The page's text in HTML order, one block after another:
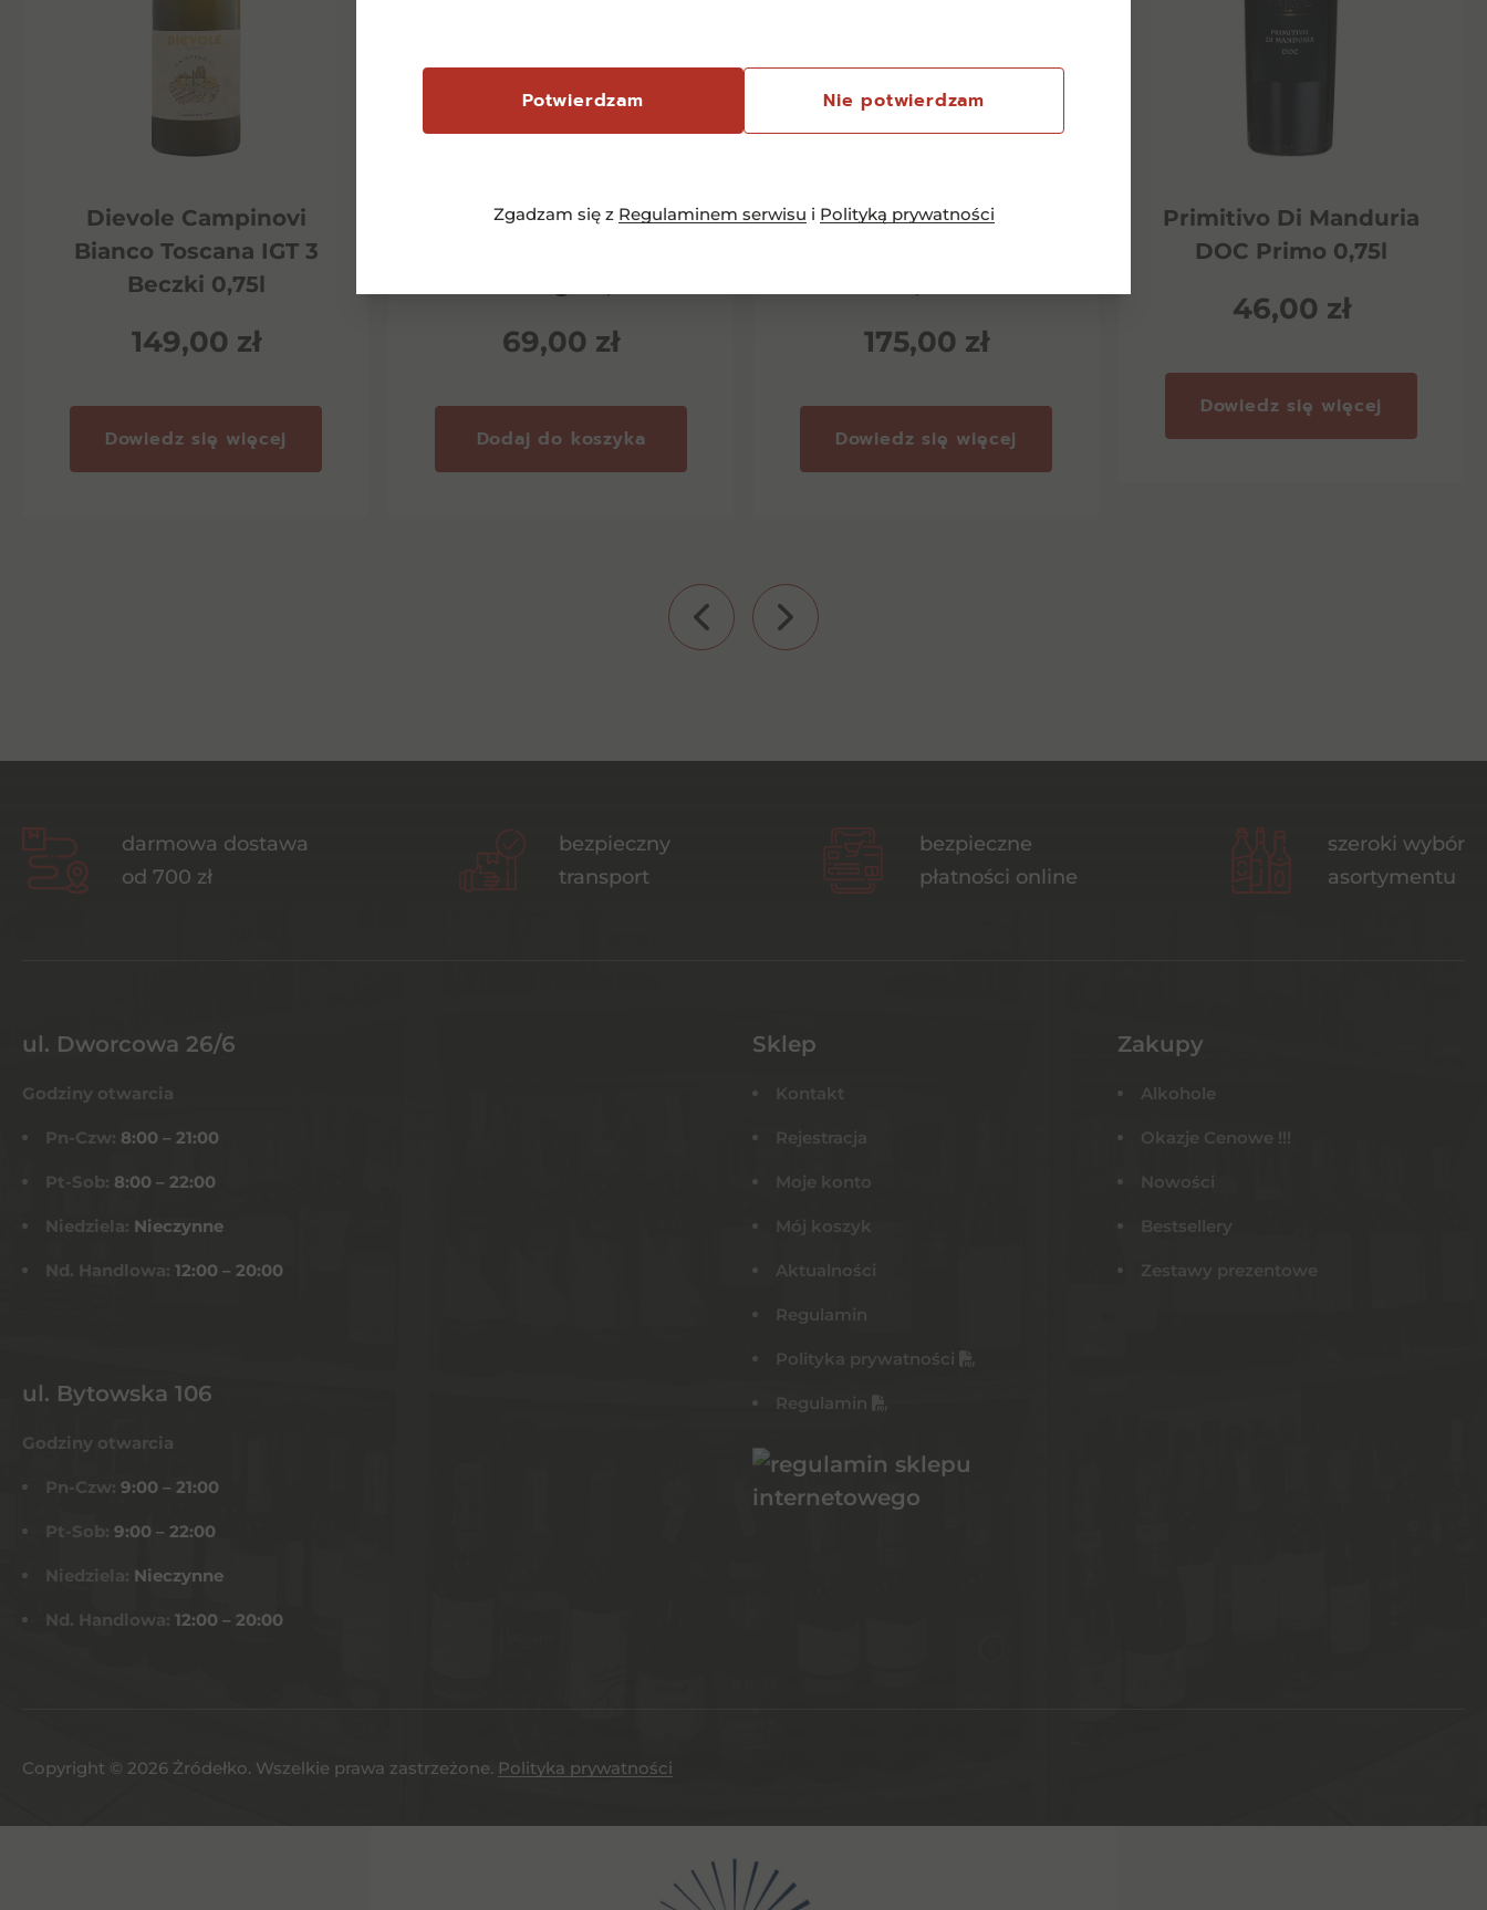
Potwierdzam Nie potwierdzam
Zgadzam się z Regulaminem serwisu i Polityką prywatności
Dievole Campinovi
Bianco Toscana IGT 3
Beczki 0,75l
149,00 zł
Dowiedz się więcej
Diemersfontein
69,00 zł
Dodaj do koszyka
Chianti Classico Riserva
175,00 zł
Dowiedz się więcej
Primitivo Di Manduria
DOC Primo 0,75l
46,00 zł
Dowiedz się więcej
darmowa dostawa
od 700 zł
bezpieczny
transport
bezpieczne
płatności online
szeroki wybór
asortymentu
ul. Dworcowa 26/6
Godziny otwarcia
Pn-Czw: 8:00 – 21:00
Pt-Sob: 8:00 – 22:00
Niedziela: Nieczynne
Nd. Handlowa: 12:00 – 20:00
ul. Bytowska 106
Godziny otwarcia
Pn-Czw: 9:00 – 21:00
Pt-Sob: 9:00 – 22:00
Niedziela: Nieczynne
Nd. Handlowa: 12:00 – 20:00
Sklep
Kontakt
Rejestracja
Moje konto
Mój koszyk
Aktualności
Regulamin
Polityka prywatności
Regulamin
Zakupy
Alkohole
Okazje Cenowe !!!
Nowości
Bestsellery
Zestawy prezentowe
Copyright © 2026 Żródełko. Wszelkie prawa zastrzeżone. Polityka prywatności